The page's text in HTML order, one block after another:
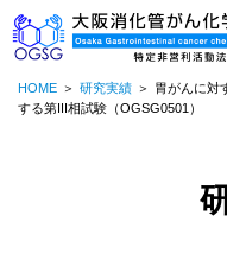
HOME 研究実績
胃がんに対
する第III相試験（OGSG0501）